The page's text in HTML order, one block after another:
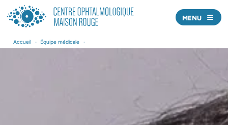
MENU
Accueil • Équipe médicale •